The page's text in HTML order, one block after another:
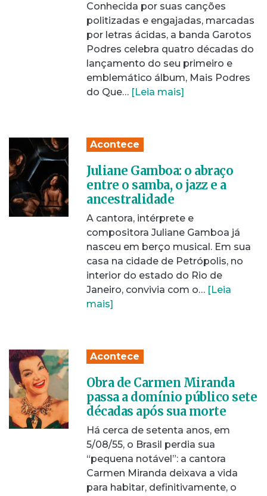
Conhecida por suas canções
politizadas e engajadas, marcadas
por letras ácidas, a banda Garotos
Podres celebra quatro décadas do
lançamento do seu primeiro e
emblemático álbum, Mais Podres
do Que… [Leia mais]
Acontece
Juliane Gamboa: o abraço
entre o samba, o jazz e a
ancestralidade
A cantora, intérprete e
compositora Juliane Gamboa já
nasceu em berço musical. Em sua
casa na cidade de Petrópolis, no
interior do estado do Rio de
Janeiro, convivia com o… [Leia
mais]
Acontece
Obra de Carmen Miranda
passa a domínio público sete
décadas após sua morte
Há cerca de setenta anos, em
5/08/55, o Brasil perdia sua
“pequena notável”: a cantora
Carmen Miranda deixava a vida
para habitar, definitivamente, o